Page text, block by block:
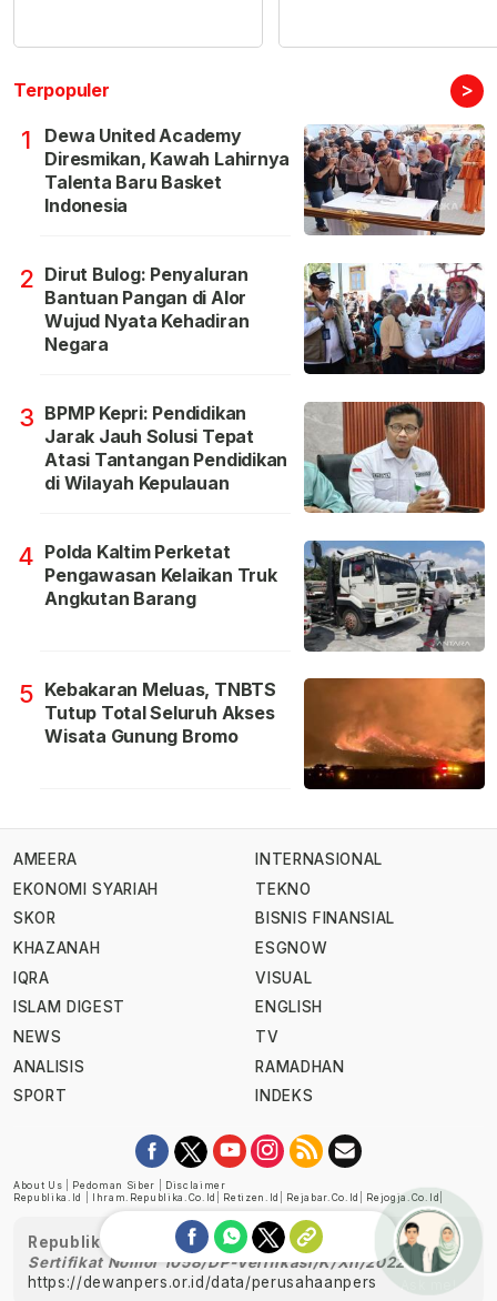
Terpopuler >
1
Dewa United Academy
Diresmikan, Kawah Lahirnya
Talenta Baru Basket
Indonesia
2 Dirut Bulog: Penyaluran
Bantuan Pangan di Alor
Wujud Nyata Kehadiran
Negara
3 BPMP Kepri: Pendidikan
Jarak Jauh Solusi Tepat
Atasi Tantangan Pendidikan
di Wilayah Kepulauan
4 Polda Kaltim Perketat
Pengawasan Kelaikan Truk
Angkutan Barang
5 Kebakaran Meluas, TNBTS
Tutup Total Seluruh Akses
Wisata Gunung Bromo
AMEERA
EKONOMI SYARIAH
SKOR
KHAZANAH
IQRA
ISLAM DIGEST
NEWS
ANALISIS
SPORT
INTERNASIONAL
TEKNO
BISNIS FINANSIAL
ESGNOW
VISUAL
ENGLISH
TV
RAMADHAN
INDEKS
About Us Pedoman Siber
Disclaimer
Republika.id
Ihram.republika.co.id Retizen.id Rejabar.co.id Rejogja.co.id
Republika telah diverifikasi oleh Dewan Pers
Sertifikat Nomor 1058/DP-Verifikasi/K/XII/2022
https://dewanpers.or.id/data/perusahaanpers
Ask me!